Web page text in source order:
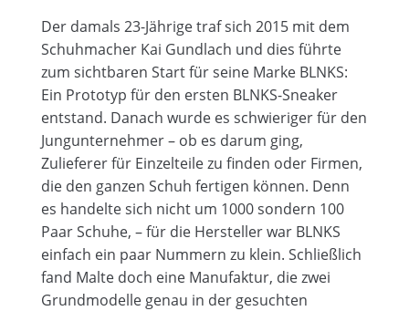
Der damals 23-Jährige traf sich 2015 mit dem
Schuhmacher Kai Gundlach und dies führte
zum sichtbaren Start für seine Marke BLNKS:
Ein Prototyp für den ersten BLNKS-Sneaker
entstand. Danach wurde es schwieriger für den
Jungunternehmer – ob es darum ging,
Zulieferer für Einzelteile zu finden oder Firmen,
die den ganzen Schuh fertigen können. Denn
es handelte sich nicht um 1000 sondern 100
Paar Schuhe, – für die Hersteller war BLNKS
einfach ein paar Nummern zu klein. Schließlich
fand Malte doch eine Manufaktur, die zwei
Grundmodelle genau in der gesuchten